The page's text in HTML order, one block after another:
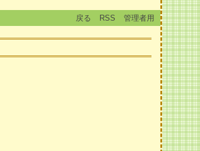
戻る RSS 管理者用